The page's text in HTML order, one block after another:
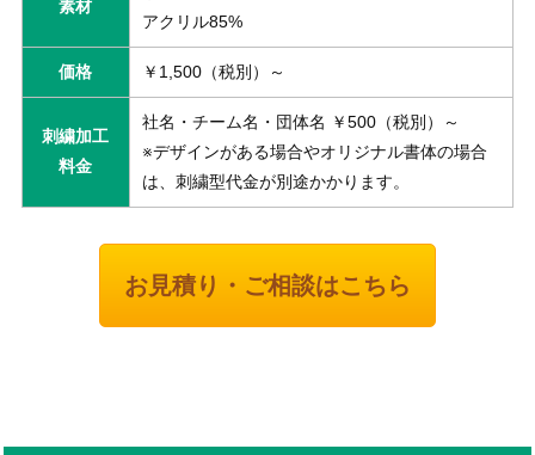
素材
アクリル85%
価格 ￥1,500（税別）～
刺繍加工
料金
社名・チーム名・団体名 ￥500（税別）～
※デザインがある場合やオリジナル書体の場合
は、刺繍型代金が別途かかります。
お見積り・ご相談はこちら